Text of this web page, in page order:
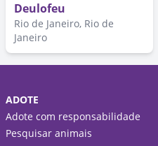
Deulofeu
Rio de Janeiro, Rio de
Janeiro
ADOTE
Adote com responsabilidade
Pesquisar animais